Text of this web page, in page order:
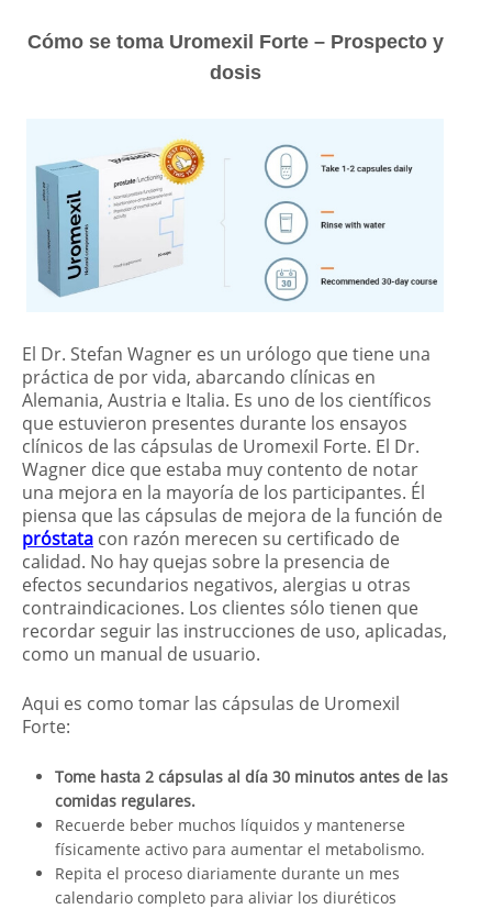
Cómo se toma Uromexil Forte – Prospecto y
dosis
El Dr. Stefan Wagner es un urólogo que tiene una
práctica de por vida, abarcando clínicas en
Alemania, Austria e Italia. Es uno de los científicos
que estuvieron presentes durante los ensayos
clínicos de las cápsulas de Uromexil Forte. El Dr.
Wagner dice que estaba muy contento de notar
una mejora en la mayoría de los participantes. Él
piensa que las cápsulas de mejora de la función de
próstata con razón merecen su certificado de
calidad. No hay quejas sobre la presencia de
efectos secundarios negativos, alergias u otras
contraindicaciones. Los clientes sólo tienen que
recordar seguir las instrucciones de uso, aplicadas,
como un manual de usuario.
Aqui es como tomar las cápsulas de Uromexil
Forte:
Tome hasta 2 cápsulas al día 30 minutos antes de las
comidas regulares.
Recuerde beber muchos líquidos y mantenerse
físicamente activo para aumentar el metabolismo.
Repita el proceso diariamente durante un mes
calendario completo para aliviar los diuréticos